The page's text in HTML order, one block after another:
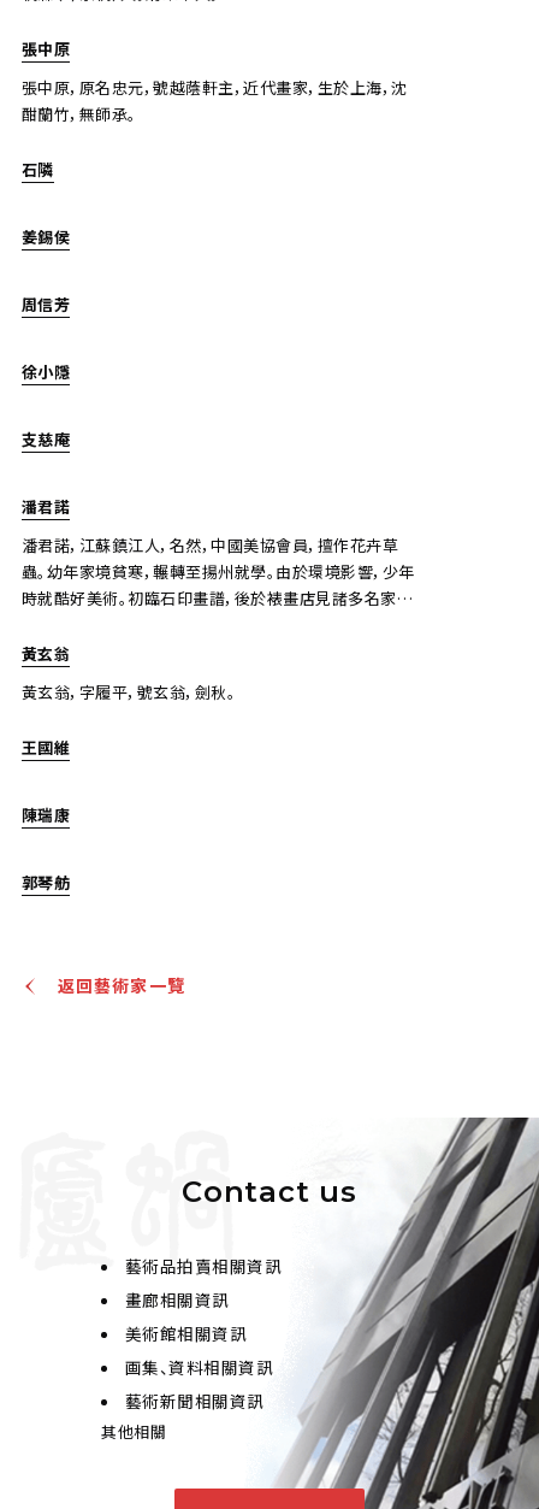
張中原
張中原，原名忠元，號越蔭軒主，近代畫家，生於上海，沈
酣蘭竹，無師承。
石隣
姜錫侯
周信芳
徐小隱
支慈庵
潘君諾
潘君諾，江蘇鎮江人，名然，中國美協會員，擅作花卉草
蟲。幼年家境貧寒，輾轉至揚州就學。由於環境影響，少年
時就酷好美術。初臨石印畫譜，後於裱畫店見諸多名家真
瞭解。年十五六，過秦更年宅，見案頭有一空白扇面，即揮
竟為花卉高手。
黃玄翁
黃玄翁，字履平，號玄翁，劍秋。
王國維
陳瑞康
郭琴舫
陶壽伯、王國維 篆書、墨梅、扇面隸書
日期
JPY 10,000 - 30,000
結果
公開時間結束
陳瑞康、郭琴舫、陶壽伯 山水、飛瀑、雙清
日期 2020/07/21
返回藝術家一覽
Contact us
藝術品拍賣相關資訊
畫廊相關資訊
美術館相關資訊
画集、資料相關資訊
藝術新聞相關資訊
其他相關